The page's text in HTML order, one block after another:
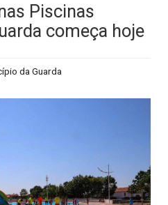
Piscinas
começa hoje
da Guarda